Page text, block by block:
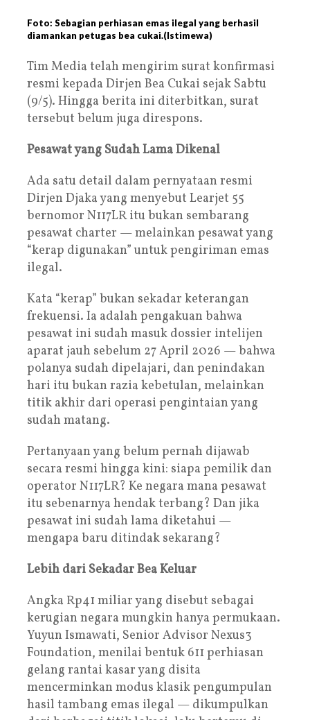
Foto: Sebagian perhiasan emas ilegal yang berhasil
diamankan petugas bea cukai.(Istimewa)
Tim Media telah mengirim surat konfirmasi
resmi kepada Dirjen Bea Cukai sejak Sabtu
(9/5). Hingga berita ini diterbitkan, surat
tersebut belum juga direspons.
Pesawat yang Sudah Lama Dikenal
Ada satu detail dalam pernyataan resmi
Dirjen Djaka yang menyebut Learjet 55
bernomor N117LR itu bukan sembarang
pesawat charter — melainkan pesawat yang
“kerap digunakan” untuk pengiriman emas
ilegal.
Kata “kerap” bukan sekadar keterangan
frekuensi. Ia adalah pengakuan bahwa
pesawat ini sudah masuk dossier intelijen
aparat jauh sebelum 27 April 2026 — bahwa
polanya sudah dipelajari, dan penindakan
hari itu bukan razia kebetulan, melainkan
titik akhir dari operasi pengintaian yang
sudah matang.
Pertanyaan yang belum pernah dijawab
secara resmi hingga kini: siapa pemilik dan
operator N117LR? Ke negara mana pesawat
itu sebenarnya hendak terbang? Dan jika
pesawat ini sudah lama diketahui —
mengapa baru ditindak sekarang?
Lebih dari Sekadar Bea Keluar
Angka Rp41 miliar yang disebut sebagai
kerugian negara mungkin hanya permukaan.
Yuyun Ismawati, Senior Advisor Nexus3
Foundation, menilai bentuk 611 perhiasan
gelang rantai kasar yang disita
mencerminkan modus klasik pengumpulan
hasil tambang emas ilegal — dikumpulkan